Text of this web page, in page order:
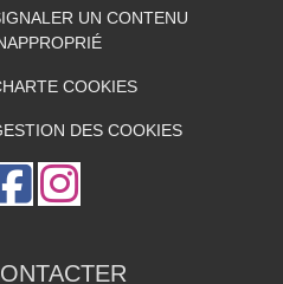
UN CONTENU
COOKIES
DES COOKIES